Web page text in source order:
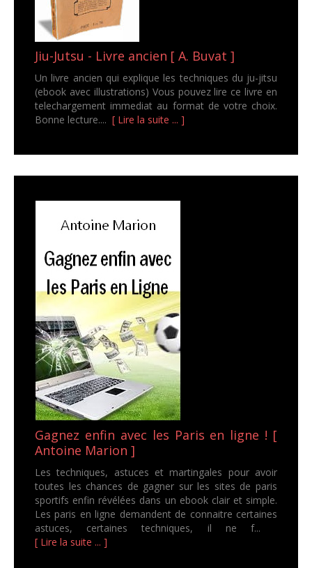
Jiu-Jutsu - Livre ancien [ A. Buvat ]
Un livre ancien qui explique les techniques du ju-jitsu
(ebook avec illustrations) Vous pouvez lire ce livre en
telechargement immediat au format de votre choix.
Bonne lecture.... [ Lire la suite ... ]
Gagnez enfin avec les Paris en ligne ! [
Antoine Marion ]
Les techniques, astuces et martingales pour avoir
toutes les chances de gagner sur les sites de paris
sportifs enfin révélées dans un ebook clair et simple.
Les paris en ligne demandent de connaitre certaines
astuces, certaines techniques, il ne f...
[ Lire la suite ... ]